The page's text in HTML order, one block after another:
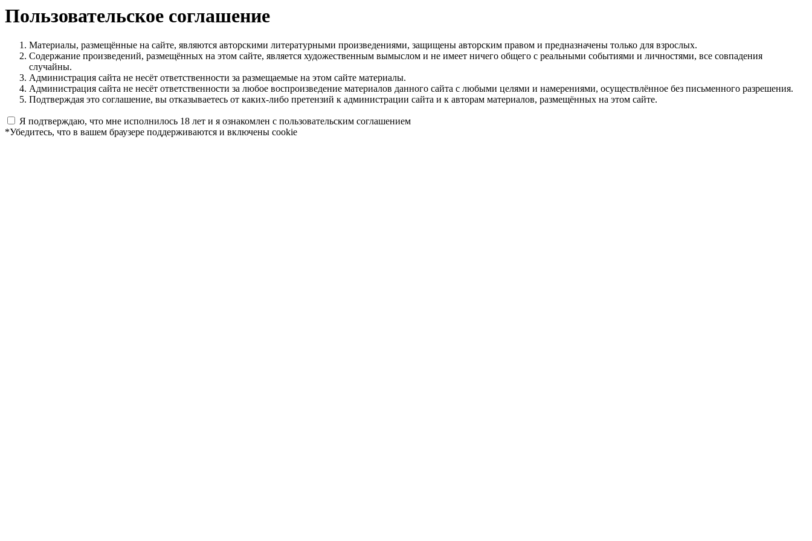
Пользовательское соглашение
Материалы, размещённые на сайте, являются авторскими литературными произведениями, защищены авторским правом и предназначены только для взрослых.
Содержание произведений, размещённых на этом сайте, является художественным вымыслом и не имеет ничего общего с реальными событиями и личностями, все совпадения
случайны.
Администрация сайта не несёт ответственности за размещаемые на этом сайте материалы.
Администрация сайта не несёт ответственности за любое воспроизведение материалов данного сайта с любыми целями и намерениями, осуществлённое без письменного разрешения.
Подтверждая это соглашение, вы отказываетесь от каких-либо претензий к администрации сайта и к авторам материалов, размещённых на этом сайте.
Я подтверждаю, что мне исполнилось 18 лет и я ознакомлен с пользовательским соглашением
*Убедитесь, что в вашем браузере поддерживаются и включены cookie